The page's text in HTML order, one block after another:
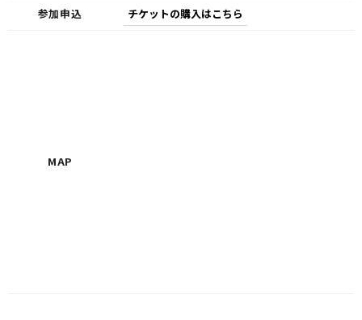
参加申込 チケットの購入はこちら
MAP